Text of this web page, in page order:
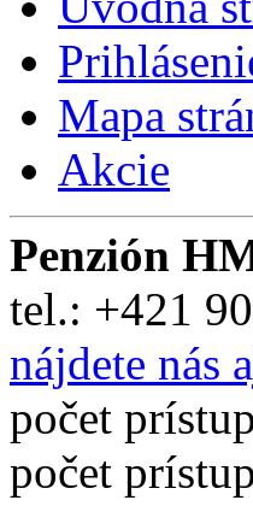
Mapa
Akcie
Penzión
tel.: +421
nájdete nás
počet
počet